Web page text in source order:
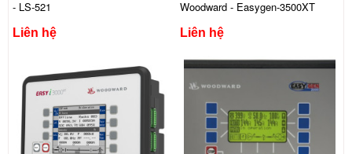
- LS-521
Liên hệ
Woodward - Easygen-3500XT
Liên hệ